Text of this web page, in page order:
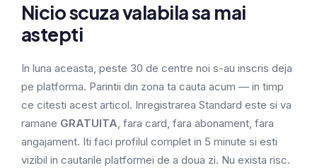
Nicio scuza valabila sa mai
astepti
In luna aceasta, peste 30 de centre noi s-au inscris deja
pe platforma. Parintii din zona ta cauta acum — in timp
ce citesti acest articol. Inregistrarea Standard este si va
ramane GRATUITA, fara card, fara abonament, fara
angajament. Iti faci profilul complet in 5 minute si esti
vizibil in cautarile platformei de a doua zi. Nu exista risc.